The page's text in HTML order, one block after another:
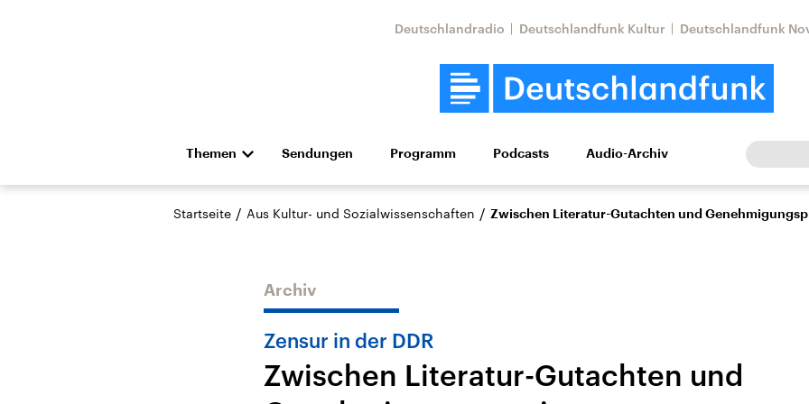
Deutschlandradio Deutschlandfunk Kultur Deutschlandfunk
Themen
Die Nachrichten Politik Wirtschaft Wissen Kultur Europa
Hörspiel und Feature Musik
Landtagswahl Sachsen-
USA
Nahostkonflikt
Sendungen Programm Podcasts Audio-Archiv
Startseite / Aus Kultur- und Sozialwissenschaften / Zwischen Literatur-Gutachten und
Archiv
Zensur in der DDR
Zwischen Literatur-Gutachten und